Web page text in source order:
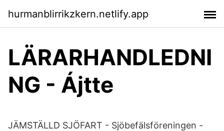
hurmanblirrikzkern.netlify.app
LÄRARHANDLEDNI
NG - Ájtte
JÄMSTÄLLD SJÖFART - Sjöbefälsföreningen -